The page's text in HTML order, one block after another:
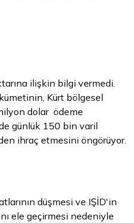
ilişkin bilgi vermedi.
Kürt bölgesel
dolar ödeme
günlük 150 bin varil
ihraç etmesini öngörüyor.
düşmesi ve IŞİD'in
ele geçirmesi nedeniyle